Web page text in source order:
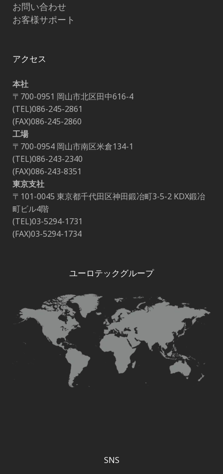
お問い合わせ
お客様サポート
アクセス
本社
〒700-0951 岡山市北区田中616-4
(TEL)086-245-2861
(FAX)086-245-2860
工場
〒700-0954 岡山市南区米倉134-1
(TEL)086-243-2340
(FAX)086-243-8351
東京支社
〒101-0045 東京都千代田区神田鍛冶町3-5-2 KDX鍛冶
町ビル4階
(TEL)03-5294-1731
(FAX)03-5294-1734
ユーロテックグループ
SNS